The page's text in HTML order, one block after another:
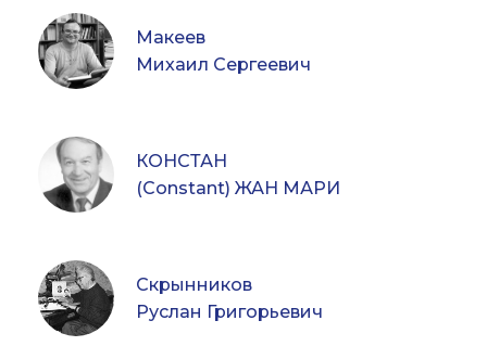
Макеев
Михаил Сергеевич
КОНСТАН
(Constant) ЖАН МАРИ
Скрынников
Руслан Григорьевич